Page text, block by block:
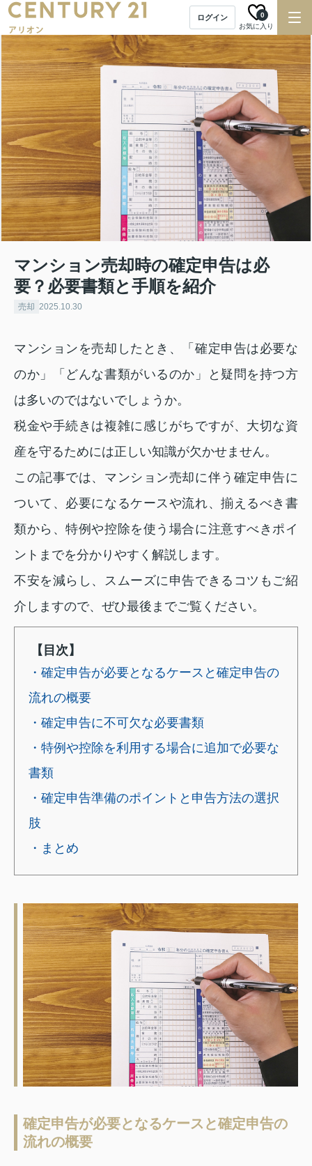
ログイン
お気に入り
0
マンション売却時の確定申告は必
要？必要書類と手順を紹介
売却 2025.10.30
マンションを売却したとき、「確定申告は必要な
のか」「どんな書類がいるのか」と疑問を持つ方
は多いのではないでしょうか。
税金や手続きは複雑に感じがちですが、大切な資
産を守るためには正しい知識が欠かせません。
この記事では、マンション売却に伴う確定申告に
ついて、必要になるケースや流れ、揃えるべき書
類から、特例や控除を使う場合に注意すべきポイ
ントまでを分かりやすく解説します。
不安を減らし、スムーズに申告できるコツもご紹
介しますので、ぜひ最後までご覧ください。
【目次】
・確定申告が必要となるケースと確定申告の
流れの概要
・確定申告に不可欠な必要書類
・特例や控除を利用する場合に追加で必要な
書類
・確定申告準備のポイントと申告方法の選択
肢
・まとめ
確定申告が必要となるケースと確定申告の
流れの概要